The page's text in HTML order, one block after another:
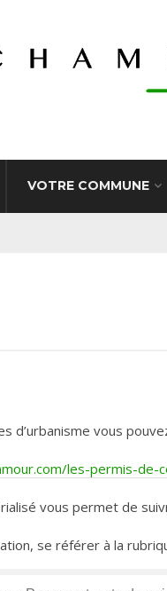
VOTRE COMMUNE
d’urbanisme vous
les-permis-
vous permet de
se référer à la